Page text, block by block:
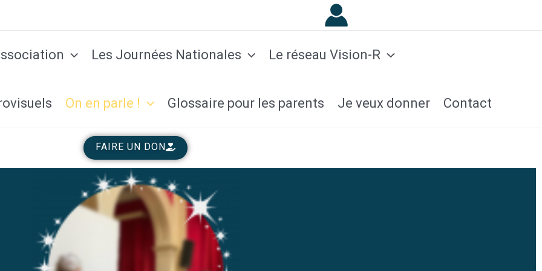
Les Journées Nationales Le réseau Vision-R
On en parle ! Glossaire pour les parents Je veux donner Contact
FAIRE UN DON